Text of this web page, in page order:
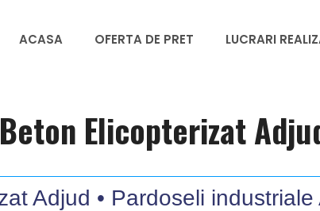
ACASA OFERTA DE PRET LUCRARI
Beton Elicopterizat
Adjud • Pardoseli